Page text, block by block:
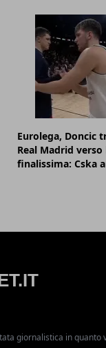
Eurolega, Doncic
Real Madrid verso
finalissima: Cska
giornalistica in